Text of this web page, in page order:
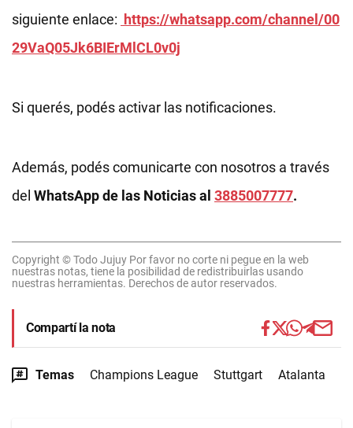
siguiente enlace: https://whatsapp.com/channel/00
29VaQ05Jk6BIErMlCL0v0j
Si querés, podés activar las notificaciones.
Además, podés comunicarte con nosotros a través
del WhatsApp de las Noticias al 3885007777.
Copyright © Todo Jujuy Por favor no corte ni pegue en la web
nuestras notas, tiene la posibilidad de redistribuirlas usando
nuestras herramientas. Derechos de autor reservados.
Compartí la nota
Temas Champions League Stuttgart Atalanta